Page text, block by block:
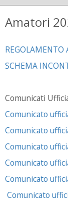
Amatori
SCHEMA
Comunicati
Comunicato
Comunicato
Comunicato
Comunicato
Comunicato
Comunicato